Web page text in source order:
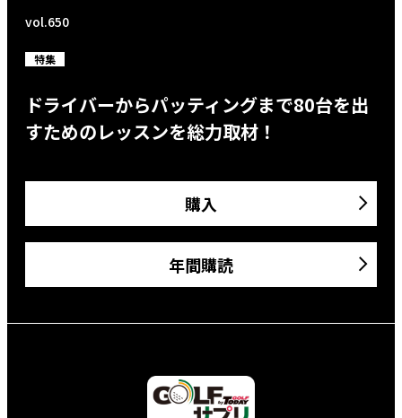
vol.650
特集
ドライバーからパッティングまで80台を出
すためのレッスンを総力取材！
購入
年間購読